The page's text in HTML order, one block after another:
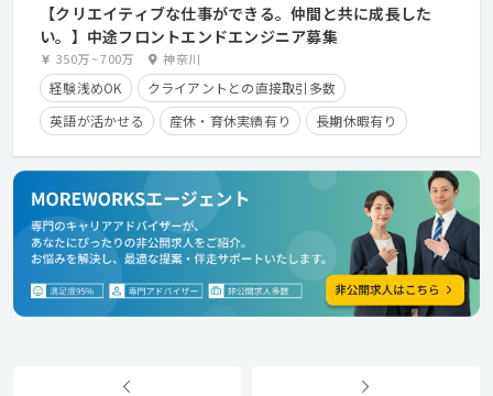
【クリエイティブな仕事ができる。仲間と共に成長した
い。】中途フロントエンドエンジニア募集
350万~700万 神奈川
経験浅めOK
クライアントとの直接取引多数
英語が活かせる
産休・育休実績有り
長期休暇有り
時短勤務有り
学歴不問 経験者優遇 第二新卒歓迎